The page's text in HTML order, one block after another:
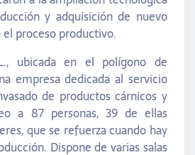
y adquisición de nuevo
proceso productivo.
ubicada en el polígono de
empresa dedicada al servicio
de productos cárnicos y
a 87 personas, 39 de ellas
que se refuerza cuando hay
Dispone de varias salas